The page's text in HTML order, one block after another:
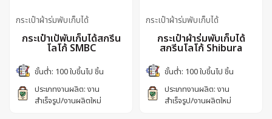
กระเป๋าผ้าร่มพับเก็บได้
กระเป๋าเป้พับเก็บได้สกรีน
โลโก้ SMBC
ขั้นต่ำ: 100 ใบขึ้นไป ชิ้น
ประเภทงานผลิต: งาน
สำเร็จรูป/งานผลิตใหม่
กระเป๋าผ้าร่มพับเก็บได้
กระเป๋าผ้าร่มพับเก็บได้
สกรีนโลโก้ Shibura
ขั้นต่ำ: 100 ใบขึ้นไป ชิ้น
ประเภทงานผลิต: งาน
สำเร็จรูป/งานผลิตใหม่